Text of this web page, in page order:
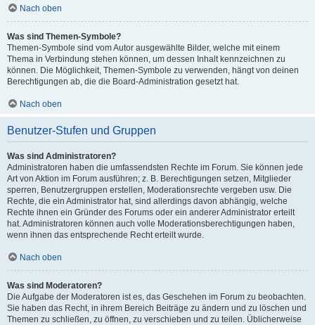
Nach oben
Was sind Themen-Symbole?
Themen-Symbole sind vom Autor ausgewählte Bilder, welche mit einem
Thema in Verbindung stehen können, um dessen Inhalt kennzeichnen zu
können. Die Möglichkeit, Themen-Symbole zu verwenden, hängt von deinen
Berechtigungen ab, die die Board-Administration gesetzt hat.
Nach oben
Benutzer-Stufen und Gruppen
Was sind Administratoren?
Administratoren haben die umfassendsten Rechte im Forum. Sie können jede
Art von Aktion im Forum ausführen; z. B. Berechtigungen setzen, Mitglieder
sperren, Benutzergruppen erstellen, Moderationsrechte vergeben usw. Die
Rechte, die ein Administrator hat, sind allerdings davon abhängig, welche
Rechte ihnen ein Gründer des Forums oder ein anderer Administrator erteilt
hat. Administratoren können auch volle Moderationsberechtigungen haben,
wenn ihnen das entsprechende Recht erteilt wurde.
Nach oben
Was sind Moderatoren?
Die Aufgabe der Moderatoren ist es, das Geschehen im Forum zu beobachten.
Sie haben das Recht, in ihrem Bereich Beiträge zu ändern und zu löschen und
Themen zu schließen, zu öffnen, zu verschieben und zu teilen. Üblicherweise